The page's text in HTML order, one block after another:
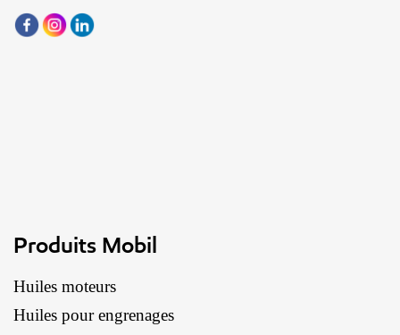
Produits Mobil
Huiles moteurs
Huiles pour engrenages